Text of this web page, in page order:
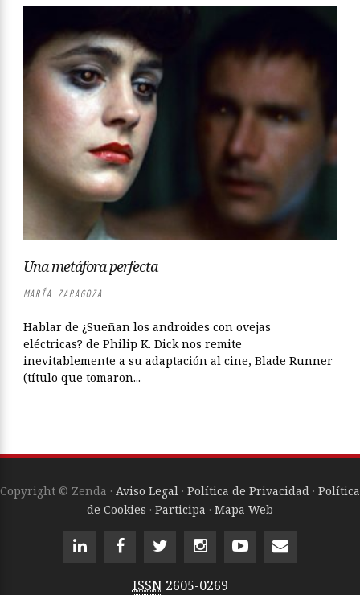
Una metáfora perfecta
MARÍA ZARAGOZA
Hablar de ¿Sueñan los androides con ovejas
eléctricas? de Philip K. Dick nos remite
inevitablemente a su adaptación al cine, Blade Runner
(título que tomaron...
Copyright © Zenda · Aviso Legal · Política de Privacidad · Política
de Cookies · Participa · Mapa Web
ISSN 2605-0269